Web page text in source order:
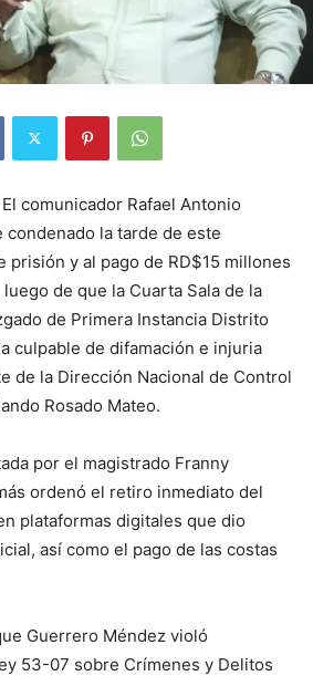
comunicador Rafael Antonio
la tarde de este
prisión y al pago de RD$15 millones
de que la Cuarta Sala de la
de Primera Instancia Distrito
culpable de difamación e injuria
de la Dirección Nacional de Control
Rosado Mateo.
por el magistrado Franny
ordenó el retiro inmediato del
plataformas digitales que dio
así como el pago de las costas
Guerrero Méndez violó
53-07 sobre Crímenes y Delitos